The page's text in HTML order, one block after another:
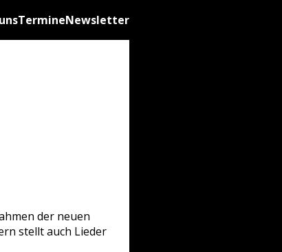
TermineNewsletter
der neuen
stellt auch Lieder